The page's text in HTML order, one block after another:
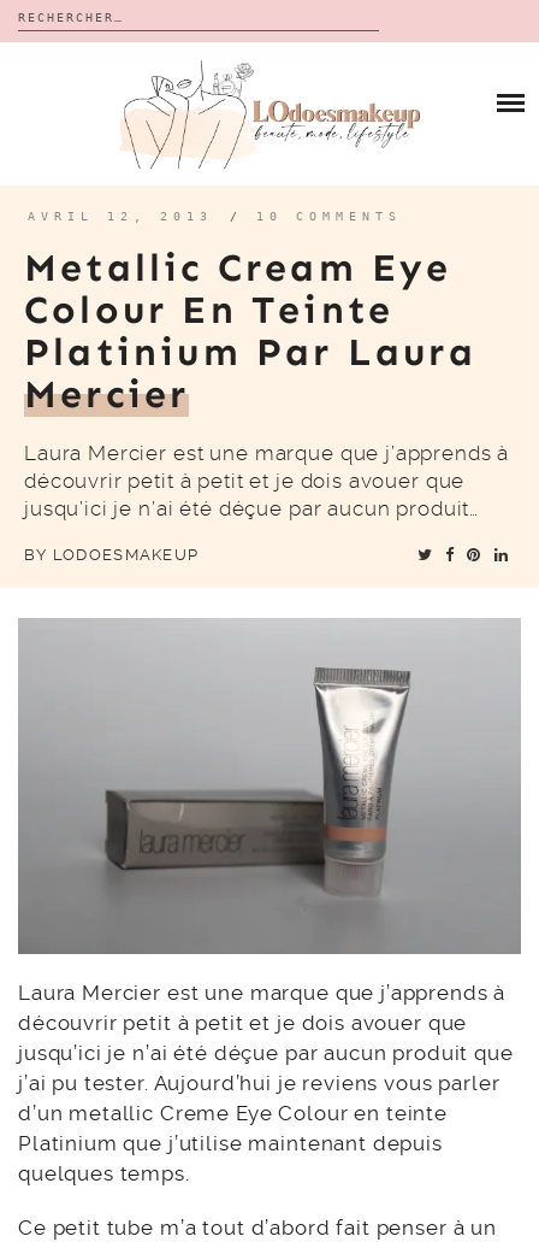
Rechercher :
CALENDRIERS DE L’AVENT
BON PLAN
À PROPOS
CONTACT
AVRIL 12, 2013 / 10 COMMENTS
Metallic Cream Eye
Colour En Teinte
Platinium Par Laura
Mercier
Laura Mercier est une marque que j’apprends à
découvrir petit à petit et je dois avouer que
jusqu’ici je n’ai été déçue par aucun produit…
BY LODOESMAKEUP
Laura Mercier est une marque que j’apprends à
découvrir petit à petit et je dois avouer que
jusqu’ici je n’ai été déçue par aucun produit que
j’ai pu tester. Aujourd’hui je reviens vous parler
d’un metallic Creme Eye Colour en teinte
Platinium que j’utilise maintenant depuis
quelques temps.
Ce petit tube m’a tout d’abord fait penser à un